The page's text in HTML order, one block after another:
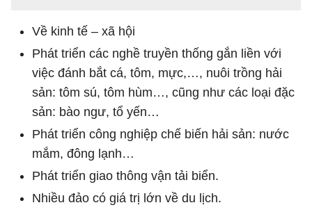
Về kinh tế – xã hội
Phát triển các nghề truyền thống gắn liền với
việc đánh bắt cá, tôm, mực,…, nuôi trồng hải
sản: tôm sú, tôm hùm…, cũng như các loại đặc
sản: bào ngư, tổ yến…
Phát triển công nghiệp chế biến hải sản: nước
mắm, đông lạnh…
Phát triển giao thông vận tải biển.
Nhiều đảo có giá trị lớn về du lịch.